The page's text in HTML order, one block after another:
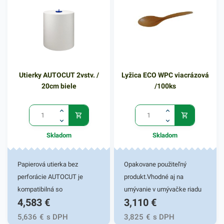
rozliatia či vysypania. Balenie
vyhotovení. V našej ponuke
produkty, ktoré vás zaručene
Utierky AUTOCUT 2vstv. /
20cm biele
Skladom
Papierová utierka bez
perforácie AUTOCUT je
kompatibilná so
systémovými zásobníkmi.
4,583 €
5,636 € s DPH
Lyžica ECO WPC viacrázová
/100ks
Skladom
Opakovane použiteľný
produkt.Vhodné aj na
umývanie v umývačke riadu
(aj viac ako 125 cyklov).
3,110 €
3,825 € s DPH